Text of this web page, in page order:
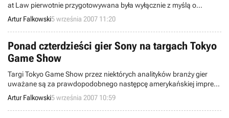
at Law pierwotnie przygotowywana była wyłącznie z myślą o
konsolach PS2 i PSP. Teraz wiadomo już, że ukaże się również na
Wii. Jak poinformował Capcom, wszystkie trzy wersje trafią do
sprzedaży w Ameryce w tym samym dniu - 13 listopada.
Artur Falkowski5 września 2007 11:20
Ponad czterdzieści gier Sony na targach Tokyo
Game Show
Targi Tokyo Game Show przez niektórych analityków branży gier
uważane są za prawdopodobnego następcę amerykańskiej imprezy
E3. Czy tak się stanie, czas pokaże. Jedno jest jednak pewne –
japońskie targi to istotne wydarzenie dla firmy Sony.
Artur Falkowski5 września 2007 10:59